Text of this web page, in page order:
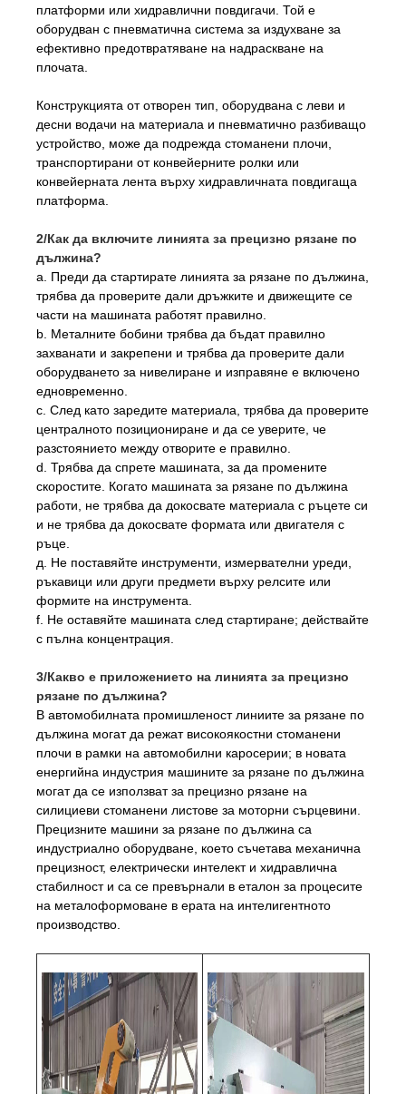
платформи или хидравлични повдигачи. Той е
оборудван с пневматична система за издухване за
ефективно предотвратяване на надраскване на
плочата.
Конструкцията от отворен тип, оборудвана с леви и
десни водачи на материала и пневматично разбиващо
устройство, може да подрежда стоманени плочи,
транспортирани от конвейерните ролки или
конвейерната лента върху хидравличната повдигаща
платформа.
2/Как да включите линията за прецизно рязане по
дължина?
а. Преди да стартирате линията за рязане по дължина,
трябва да проверите дали дръжките и движещите се
части на машината работят правилно.
b. Металните бобини трябва да бъдат правилно
захванати и закрепени и трябва да проверите дали
оборудването за нивелиране и изправяне е включено
едновременно.
c. След като заредите материала, трябва да проверите
централното позициониране и да се уверите, че
разстоянието между отворите е правилно.
d. Трябва да спрете машината, за да промените
скоростите. Когато машината за рязане по дължина
работи, не трябва да докосвате материала с ръцете си
и не трябва да докосвате формата или двигателя с
ръце.
д. Не поставяйте инструменти, измервателни уреди,
ръкавици или други предмети върху релсите или
формите на инструмента.
f. Не оставяйте машината след стартиране; действайте
с пълна концентрация.
3/Какво е приложението на линията за прецизно
рязане по дължина?
В автомобилната промишленост линиите за рязане по
дължина могат да режат високоякостни стоманени
плочи в рамки на автомобилни каросерии; в новата
енергийна индустрия машините за рязане по дължина
могат да се използват за прецизно рязане на
силициеви стоманени листове за моторни сърцевини.
Прецизните машини за рязане по дължина са
индустриално оборудване, което съчетава механична
прецизност, електрически интелект и хидравлична
стабилност и са се превърнали в еталон за процесите
на металоформоване в ерата на интелигентното
производство.